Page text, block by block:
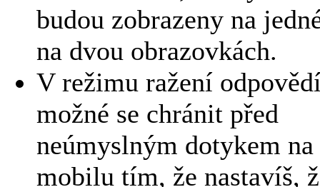
budou zobrazeny na
na dvou obrazovkách.
V režimu ražení
možné se chránit před
neúmyslným dotykem na
mobilu tím, že nastavíš,